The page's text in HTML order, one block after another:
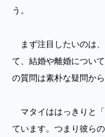
う。
まず注目したいのは
て、結婚や離婚につい
の質問は素朴な疑問か
マタイははっきりと
ています。つまり彼ら